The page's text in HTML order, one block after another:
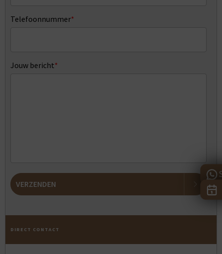
Telefoonnummer*
Jouw bericht*
VERZENDEN
DIRECT CONTACT